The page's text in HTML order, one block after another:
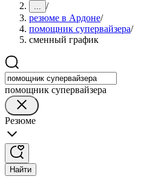
... /
резюме в Ардоне/
помощник супервайзера/
сменный график
помощник супервайзера
Резюме
Найти